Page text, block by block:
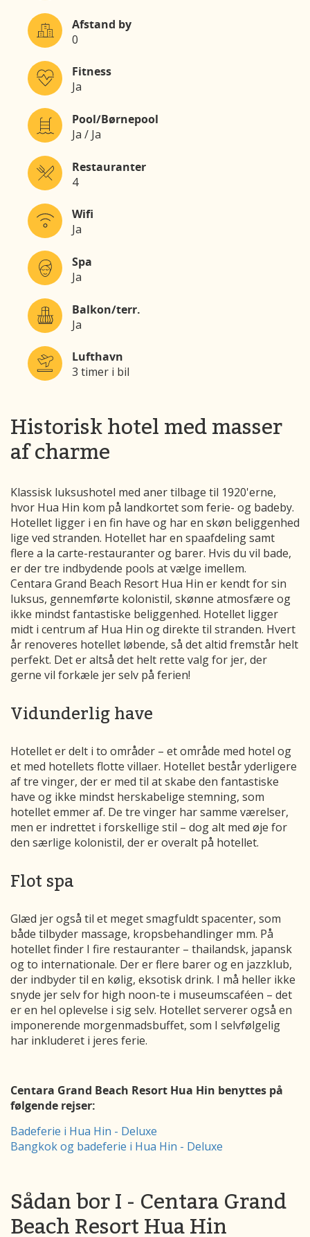
Afstand by
0
Fitness
Ja
Pool/Børnepool
Ja / Ja
Restauranter
4
Wifi
Ja
Spa
Ja
Balkon/terr.
Ja
Lufthavn
3 timer i bil
Historisk hotel med masser
af charme
Klassisk luksushotel med aner tilbage til 1920'erne,
hvor Hua Hin kom på landkortet som ferie- og badeby.
Hotellet ligger i en fin have og har en skøn beliggenhed
lige ved stranden. Hotellet har en spaafdeling samt
flere a la carte-restauranter og barer. Hvis du vil bade,
er der tre indbydende pools at vælge imellem.
Centara Grand Beach Resort Hua Hin er kendt for sin
luksus, gennemførte kolonistil, skønne atmosfære og
ikke mindst fantastiske beliggenhed. Hotellet ligger
midt i centrum af Hua Hin og direkte til stranden. Hvert
år renoveres hotellet løbende, så det altid fremstår helt
perfekt. Det er altså det helt rette valg for jer, der
gerne vil forkæle jer selv på ferien!
Vidunderlig have
Hotellet er delt i to områder – et område med hotel og
et med hotellets flotte villaer. Hotellet består yderligere
af tre vinger, der er med til at skabe den fantastiske
have og ikke mindst herskabelige stemning, som
hotellet emmer af. De tre vinger har samme værelser,
men er indrettet i forskellige stil – dog alt med øje for
den særlige kolonistil, der er overalt på hotellet.
Flot spa
Glæd jer også til et meget smagfuldt spacenter, som
både tilbyder massage, kropsbehandlinger mm. På
hotellet finder I fire restauranter – thailandsk, japansk
og to internationale. Der er flere barer og en jazzklub,
der indbyder til en kølig, eksotisk drink. I må heller ikke
snyde jer selv for high noon-te i museumscaféen – det
er en hel oplevelse i sig selv. Hotellet serverer også en
imponerende morgenmadsbuffet, som I selvfølgelig
har inkluderet i jeres ferie.
Centara Grand Beach Resort Hua Hin benyttes på
følgende rejser:
Badeferie i Hua Hin - Deluxe
Bangkok og badeferie i Hua Hin - Deluxe
Sådan bor I - Centara Grand
Beach Resort Hua Hin